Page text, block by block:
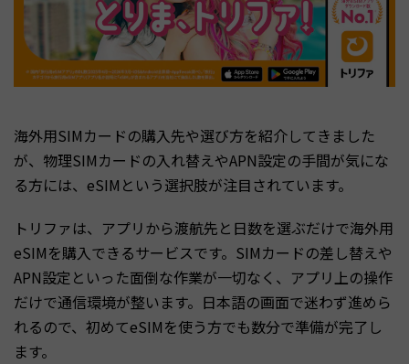
海外用SIMカードの購入先や選び方を紹介してきました
が、物理SIMカードの入れ替えやAPN設定の手間が気にな
る方には、eSIMという選択肢が注目されています。
トリファは、アプリから渡航先と日数を選ぶだけで海外用
eSIMを購入できるサービスです。SIMカードの差し替えや
APN設定といった面倒な作業が一切なく、アプリ上の操作
だけで通信環境が整います。日本語の画面で迷わず進めら
れるので、初めてeSIMを使う方でも数分で準備が完了し
ます。